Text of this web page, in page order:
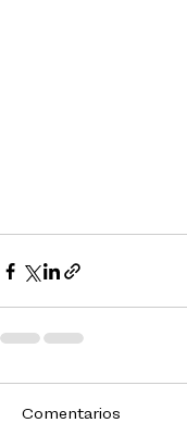
Comentarios